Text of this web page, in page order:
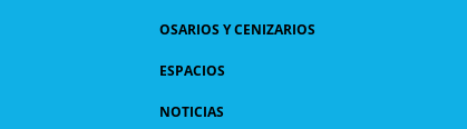
OSARIOS Y CENIZARIOS
ESPACIOS
NOTICIAS